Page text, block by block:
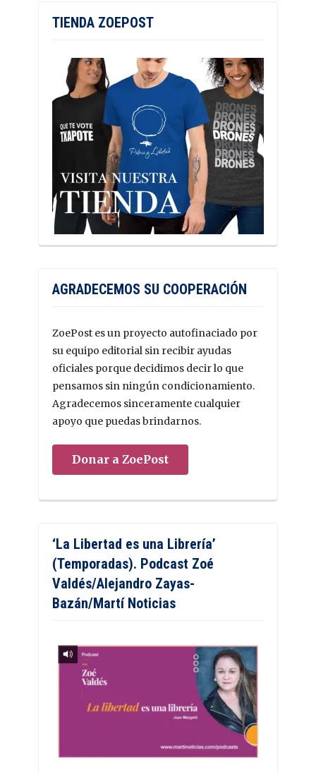
TIENDA ZOEPOST
AGRADECEMOS SU COOPERACIÓN
ZoePost es un proyecto autofinaciado por
su equipo editorial sin recibir ayudas
oficiales porque decidimos decir lo que
pensamos sin ningún condicionamiento.
Agradecemos sinceramente cualquier
apoyo que puedas brindarnos.
Donar a ZoePost
‘La Libertad es una Librería’
(Temporadas). Podcast Zoé
Valdés/Alejandro Zayas-
Bazán/Martí Noticias